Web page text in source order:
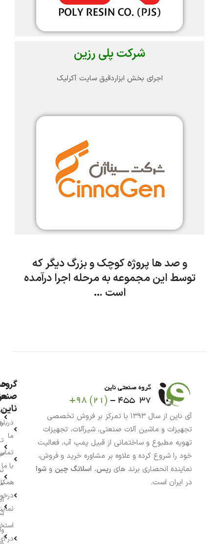
شرکت پلی رزین
اجرای بخش ابزاردقیق سایت آکرلیک
و صد ها پروژه کوچک و بزرگ دیگر که
توسط این مجموعه به مرحله اجرا درآمده
است …
آی ناین از سال ۱۳۹۳ با تمرکز بر فروش تخصصی
تجهیزات و ماشین آلات صنعتی، شیرآلات، تجهیزات
تهویه مطبوع و ساختمانی از قبیل پمپ آب، فعالیت
خود را شروع کرده و علاوه بر مشاوره خرید و فروش،
نماینده انحصاری برند های رپس، اسلانگ چین و شوا
در ایران است.
گروه
ناین
ما
با ما
در